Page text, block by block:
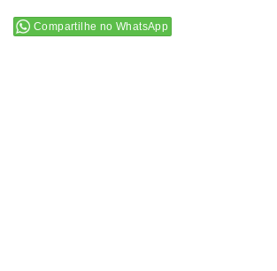
Compartilhe no WhatsApp